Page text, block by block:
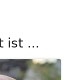
ist ...